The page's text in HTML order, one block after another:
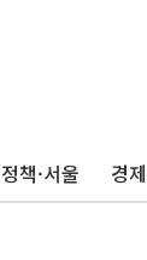
정책·서울 경제